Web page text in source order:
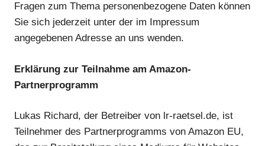
Fragen zum Thema personenbezogene Daten können
Sie sich jederzeit unter der im Impressum
angegebenen Adresse an uns wenden.
Erklärung zur Teilnahme am Amazon-
Partnerprogramm
Lukas Richard, der Betreiber von lr-raetsel.de, ist
Teilnehmer des Partnerprogramms von Amazon EU,